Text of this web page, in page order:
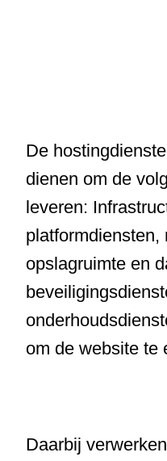
De
dienen om de
leveren:
platformdiensten,
opslagruimte en
om de website te
Daarbij